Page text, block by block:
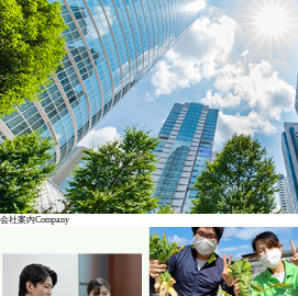
会社案内Company